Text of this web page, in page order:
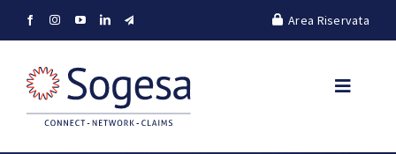
Salta
Area Riservata
Toggle